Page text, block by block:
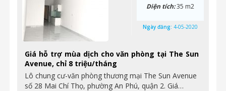
Giá hỗ trợ mùa dịch cho văn phòng tại The Sun
Avenue, chỉ 8 triệu/tháng
Lô chung cư-văn phòng thương mại The Sun Avenue
số 28 Mai Chí Thọ, phường An Phú, quận 2. Giá…
Diện tích:35 m2
Ngày đăng: 4-05-2020